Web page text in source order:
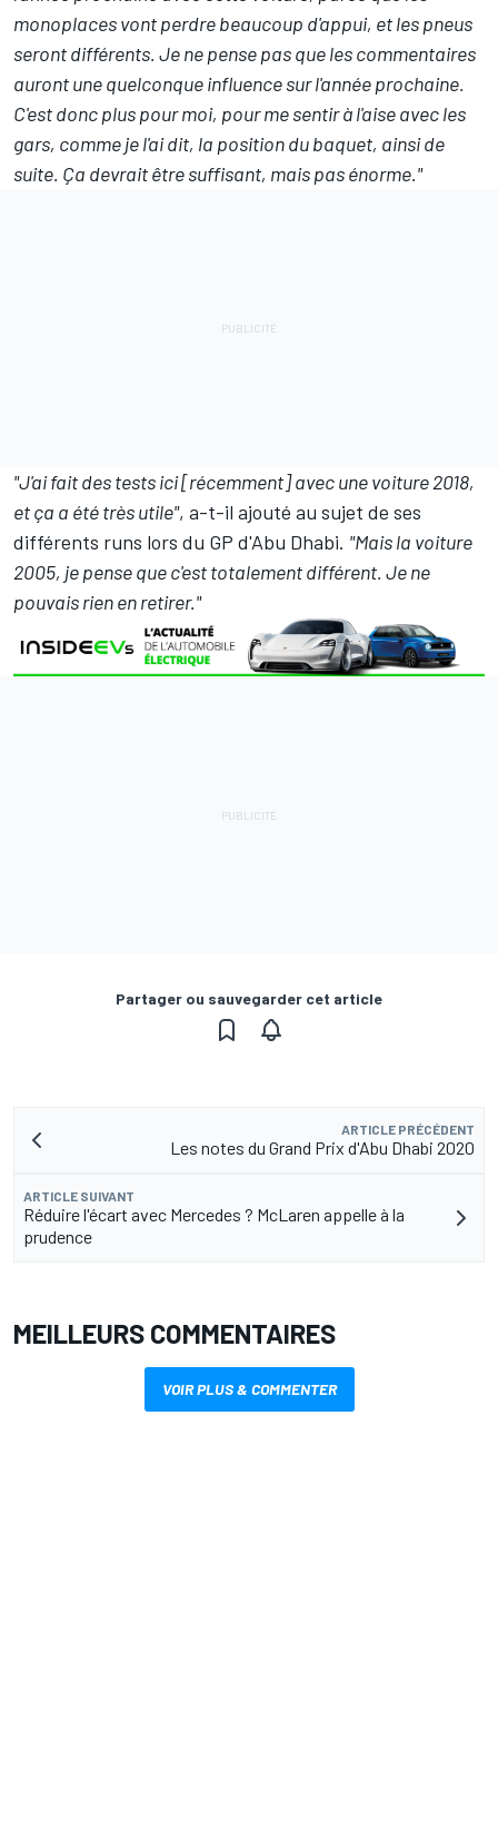
monoplaces vont perdre beaucoup d'appui, et les pneus
seront différents. Je ne pense pas que les commentaires
auront une quelconque influence sur l'année prochaine.
C'est donc plus pour moi, pour me sentir à l'aise avec les
gars, comme je l'ai dit, la position du baquet, ainsi de
suite. Ça devrait être suffisant, mais pas énorme."
"J'ai fait des tests ici [récemment] avec une voiture 2018,
et ça a été très utile", a-t-il ajouté au sujet de ses
différents runs lors du GP d'Abu Dhabi. "Mais la voiture
2005, je pense que c'est totalement différent. Je ne
pouvais rien en retirer."
Partager ou sauvegarder cet article
ARTICLE PRÉCÉDENT
Les notes du Grand Prix d'Abu Dhabi 2020
ARTICLE SUIVANT
Réduire l'écart avec Mercedes ? McLaren appelle à la
prudence
MEILLEURS COMMENTAIRES
VOIR PLUS & COMMENTER